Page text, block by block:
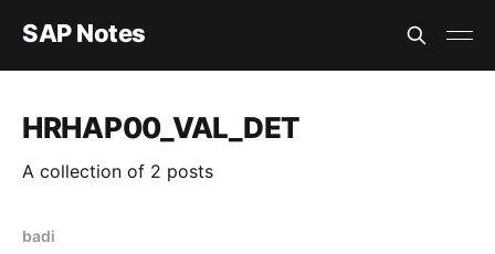
SAP Notes
HRHAP00_VAL_DET
A collection of 2 posts
badi